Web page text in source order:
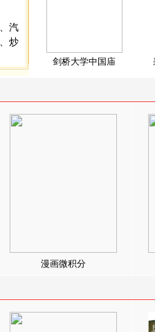
汽
炒
剑桥大学中国庙
漫画微积分